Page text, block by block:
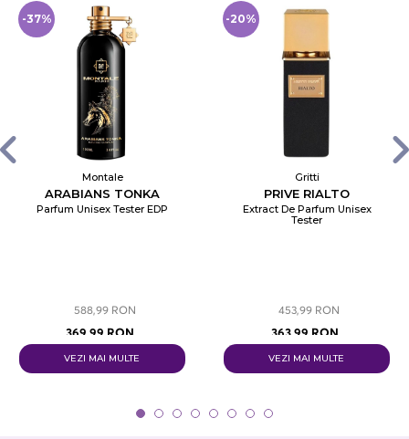
-37%
Montale
ARABIANS TONKA
Parfum Unisex Tester EDP
588,99 RON
369,99 RON
VEZI MAI MULTE
-20%
Gritti
PRIVE RIALTO
Extract De Parfum Unisex
Tester
453,99 RON
363,99 RON
VEZI MAI MULTE